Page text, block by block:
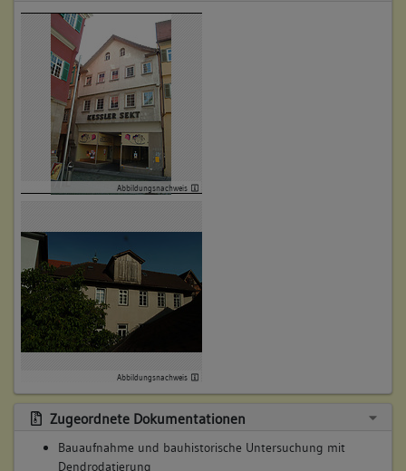
Gefälle nach Süden (zum Neckar hin) zu rechnen. Die drei
Quadermauerwerkswände bildeten zusammen mit der noch
an den Abbruchkanten (Bef. Nr. 801) ablesbaren Westwand
ein ca. 16 m langes Gebäude auf leicht trapezförmigem
Grundriss. Der Innenraum war noch nicht gewölbt, sondern
mit einer Balkendecke überspannt, die von zwei
Längsunterzügen getragen wurde. Das Bodenniveau des
Raums (ca. 80 cm über dem heutigen Bodenniveau)
entsprach vermutlich weitgehend dem Straßenniveau. Im
späteren 13. Jahrhundert wurde der Bereich des
(Speyerer Pfleghof) ist die Aufplanierung vor 1281 belegt.
Das heutige Untergeschoss war demnach ursprünglich das
EG des Hauses. Weitere Stockwerke dieses Vorgängerbaus
haben sich nicht erhalten.
Betroffene Gebäudeteile:
keine
Siedlung
Dorf
Konstruktionsdetail:
Abbildungsnachweis
Abbildungsnachweis
Zugeordnete Dokumentationen
Bauaufnahme und bauhistorische Untersuchung mit
Dendrodatierung